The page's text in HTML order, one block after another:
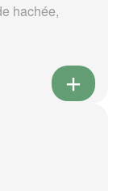
hachée,